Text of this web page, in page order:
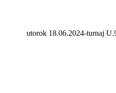
utorok 18.06.2024-turnaj